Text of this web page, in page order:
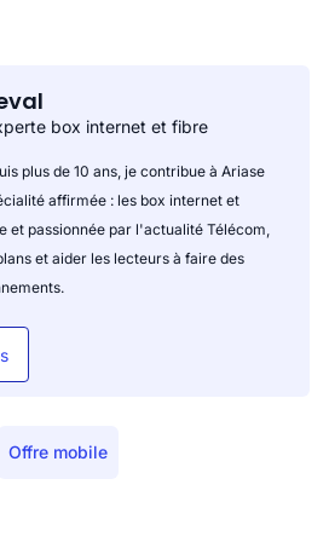
box internet et fibre
plus de 10 ans, je contribue à Ariase
affirmée : les box internet et
et passionnée par l'actualité Télécom,
et aider les lecteurs à faire des
Offre mobile